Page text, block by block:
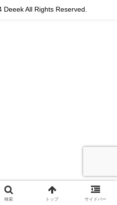
All Rights Reserved.
検索 トップ サイドバー